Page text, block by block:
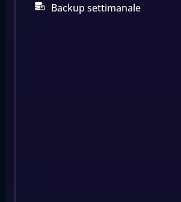
Backup settimanale